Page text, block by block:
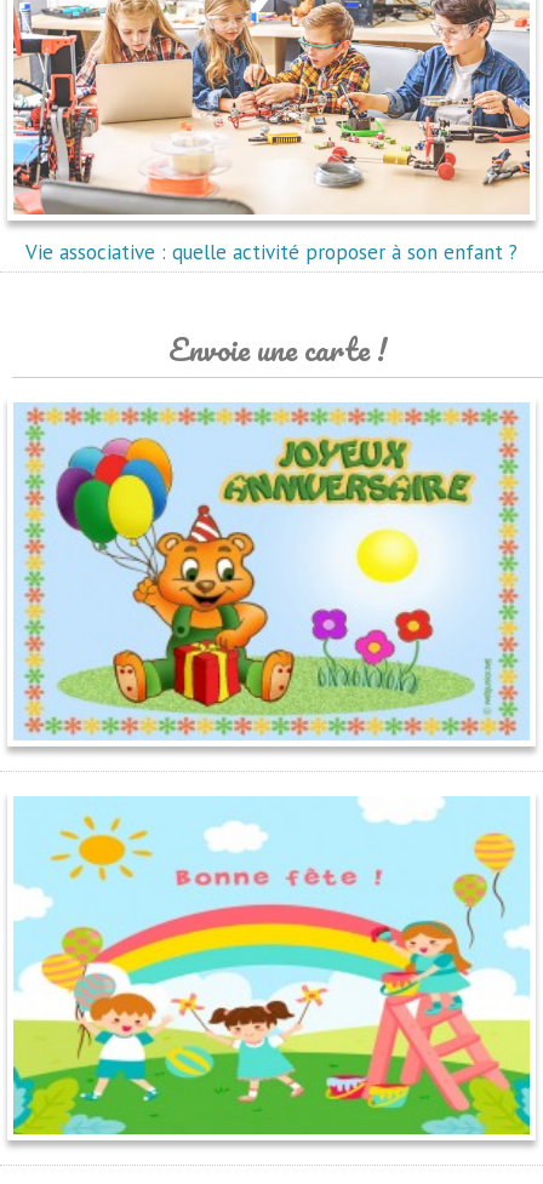
Vie associative : quelle activité proposer à son enfant ?
Envoie une carte !